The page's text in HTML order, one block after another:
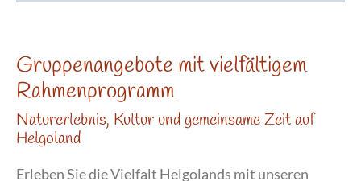
Gruppenangebote mit vielfältigem
Rahmenprogramm
Naturerlebnis, Kultur und gemeinsame Zeit auf
Helgoland
Erleben Sie die Vielfalt Helgolands mit unseren